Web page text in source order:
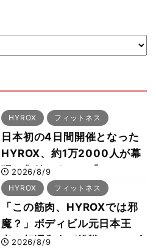
HYROX フィットネス
日本初の4日間開催となった
HYROX、約1万2000人が幕
張に集結 すでに「2028、
29年の大会も準備」
2026/8/9
HYROX フィットネス
「この筋肉、HYROXでは邪
魔？」ボディビル元日本王
者・相澤隼人が挑戦 バーピ
2026/8/9